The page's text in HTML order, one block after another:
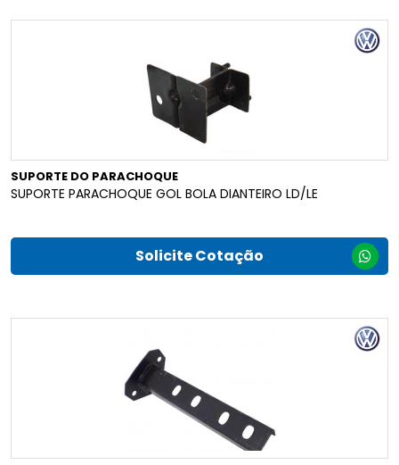
SUPORTE DO PARACHOQUE
SUPORTE PARACHOQUE GOL BOLA DIANTEIRO LD/LE
Solicite Cotação